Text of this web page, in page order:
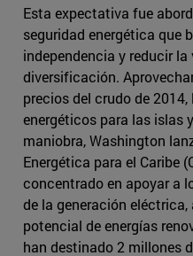
Esta expectativa fue
seguridad energética que
independencia y reducir
diversificación.
precios del crudo de
energéticos para las islas
maniobra, Washington
Energética para el Caribe
concentrado en apoyar a
de la generación
potencial de energías
han destinado 2 millones